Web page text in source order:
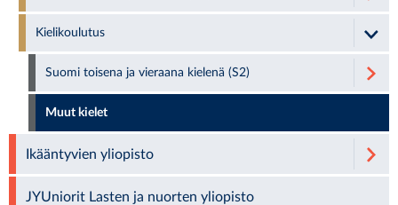
Kielikoulutus
Suomi toisena ja vieraana kielenä (S2)
Muut kielet
Ikääntyvien yliopisto
JYUniorit Lasten ja nuorten yliopisto